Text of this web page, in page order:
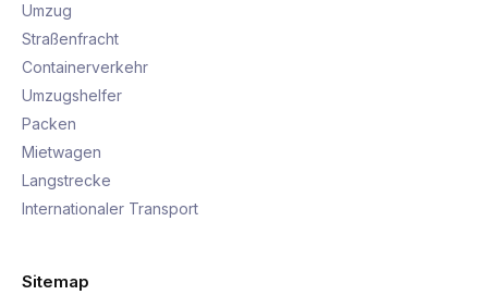
Umzug
Straßenfracht
Containerverkehr
Umzugshelfer
Packen
Mietwagen
Langstrecke
Internationaler Transport
Sitemap